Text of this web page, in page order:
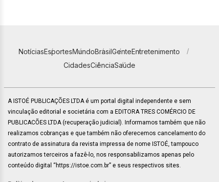
NotíciasEsportesMundoBrasilGenteEntretenimento
CidadesCiênciaSaúde
A ISTOÉ PUBLICAÇÕES LTDA é um portal digital independente e sem
vinculação editorial e societária com a EDITORA TRES COMÉRCIO DE
PUBLICACÕES LTDA (recuperação judicial). Informamos também que não
realizamos cobranças e que também não oferecemos cancelamento do
contrato de assinatura da revista impressa de nome ISTOÉ, tampouco
autorizamos terceiros a fazê-lo, nos responsabilizamos apenas pelo
conteúdo digital “https://istoe.com.br” e seus respectivos sites.